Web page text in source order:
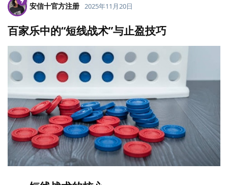
安信十官方注册 2025年11月20日
百家乐中的“短线战术”与止盈技巧